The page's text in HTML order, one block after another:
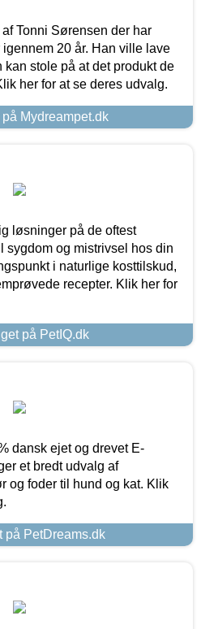
Tonni Sørensen der har
20 år. Han ville lave
stole på at det produkt de
her for at se deres udvalg.
Mydreampet.dk
løsninger på de oftest
sygdom og mistrivsel hos din
i naturlige kosttilskud,
recepter. Klik her for
på PetIQ.dk
dansk ejet og drevet E-
et bredt udvalg af
og foder til hund og kat. Klik
på PetDreams.dk